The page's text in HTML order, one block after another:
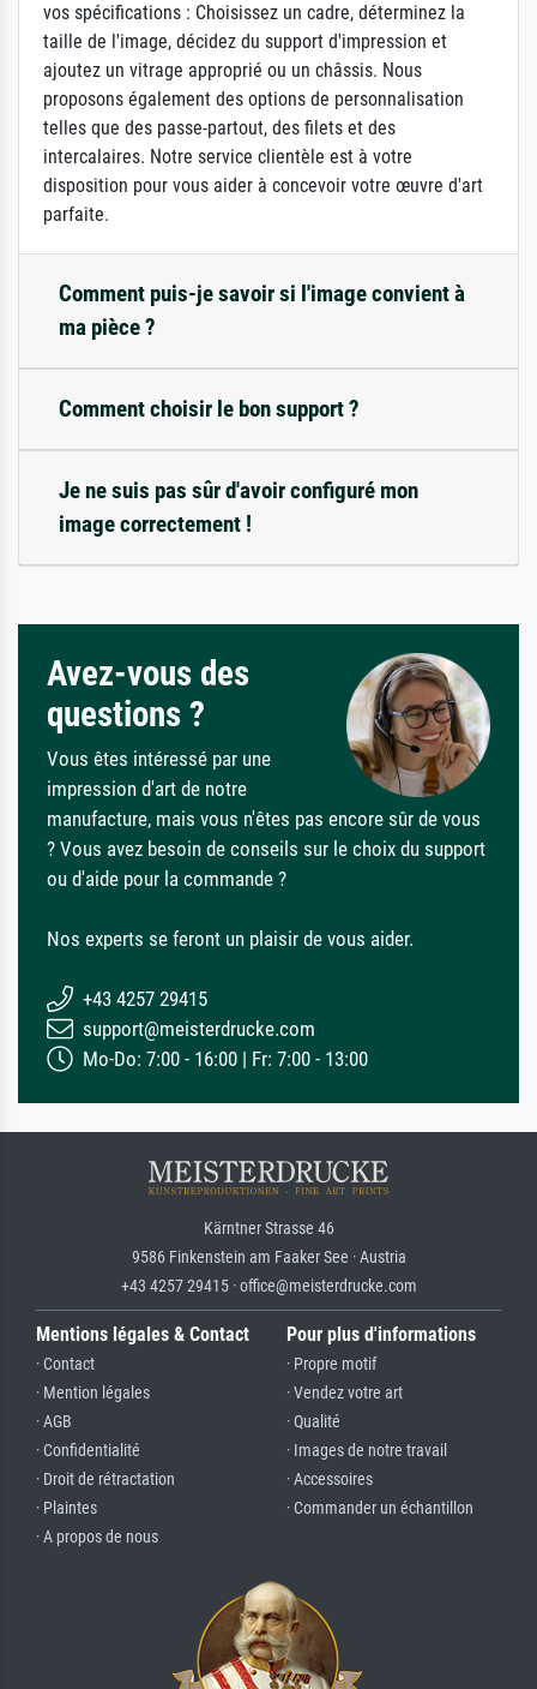
vos spécifications : Choisissez un cadre, déterminez la
taille de l'image, décidez du support d'impression et
ajoutez un vitrage approprié ou un châssis. Nous
proposons également des options de personnalisation
telles que des passe-partout, des filets et des
intercalaires. Notre service clientèle est à votre
disposition pour vous aider à concevoir votre œuvre d'art
parfaite.
Comment puis-je savoir si l'image convient à
ma pièce ?
Comment choisir le bon support ?
Je ne suis pas sûr d'avoir configuré mon
image correctement !
Avez-vous des
questions ?
Vous êtes intéressé par une
impression d'art de notre
manufacture, mais vous n'êtes pas encore sûr de vous
? Vous avez besoin de conseils sur le choix du support
ou d'aide pour la commande ?
Nos experts se feront un plaisir de vous aider.
+43 4257 29415
support@meisterdrucke.com
Mo-Do: 7:00 - 16:00 | Fr: 7:00 - 13:00
Kärntner Strasse 46
9586 Finkenstein am Faaker See · Austria
+43 4257 29415 · office@meisterdrucke.com
Mentions légales & Contact
· Contact
· Mention légales
· AGB
· Confidentialité
· Droit de rétractation
· Plaintes
· A propos de nous
Pour plus d'informations
· Propre motif
· Vendez votre art
· Qualité
· Images de notre travail
· Accessoires
· Commander un échantillon